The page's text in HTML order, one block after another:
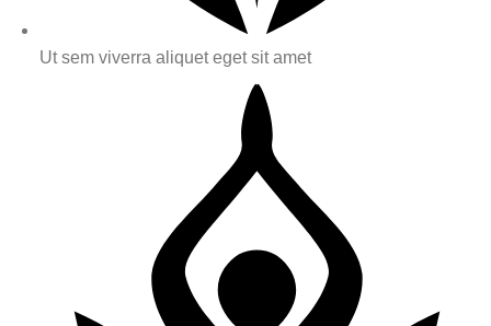
Ut sem viverra aliquet eget sit amet